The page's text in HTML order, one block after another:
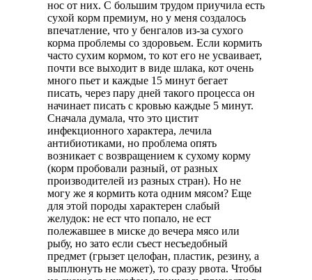
нос от них. С большим трудом приучила есть
сухой корм премиум, но у меня создалось
впечатление, что у бенгалов из-за сухого
корма проблемы со здоровьем. Если кормить
часто сухим кормом, то кот его не усваивает,
почти все выходит в виде шлака, кот очень
много пьет и каждые 15 минут бегает
писать, через пару дней такого процесса он
начинает писать с кровью каждые 5 минут.
Сначала думала, что это цистит
инфекционного характера, лечила
антибиотиками, но проблема опять
возникает с возвращением к сухому корму
(корм пробовали разный, от разных
производителей из разных стран). Но не
могу же я кормить кота одним мясом? Еще
для этой породы характерен слабый
желудок: не ест что попало, не ест
полежавшее в миске до вечера мясо или
рыбу, но зато если съест несъедобный
предмет (грызет целофан, пластик, резину, а
выплюнуть не может), то сразу рвота. Чтобы